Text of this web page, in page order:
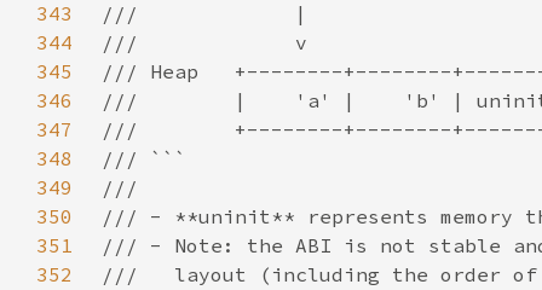
343
344
345
346
347
348
349
350
351
352